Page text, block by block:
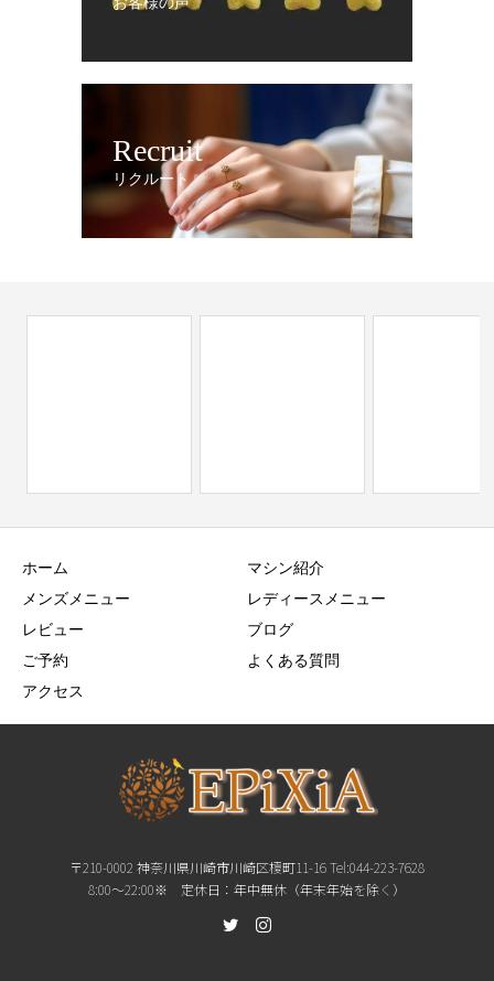
Recruit
リクルート
ホーム
マシン紹介
メンズメニュー
レディースメニュー
レビュー
ブログ
ご予約
よくある質問
アクセス
〒210-0002 神奈川県川崎市川崎区榎町11-16 Tel:044-223-7628
8:00〜22:00※ 定休日：年中無休（年末年始を除く）